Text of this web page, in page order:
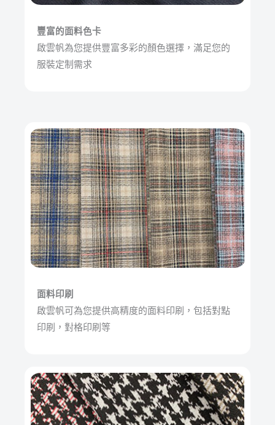
豐富的面料色卡
啟雲帆為您提供豐富多彩的顏色選擇，滿足您的
服裝定制需求
面料印刷
啟雲帆可為您提供高精度的面料印刷，包括對點
印刷，對格印刷等